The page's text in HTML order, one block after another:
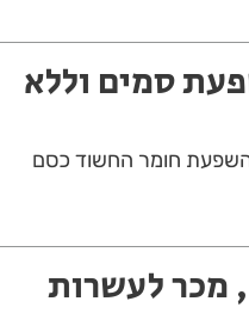
סמים וללא
חומר החשוד כסם
מכר לעשרות